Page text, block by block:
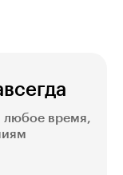
любое время,